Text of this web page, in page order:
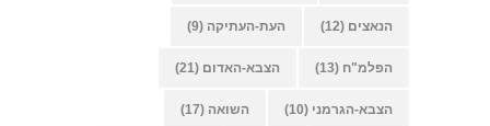
הנאצים (12) העת-העתיקה (9)
הפלמ"ח (13) הצבא-האדום (21)
הצבא-הגרמני (10) השואה (17)